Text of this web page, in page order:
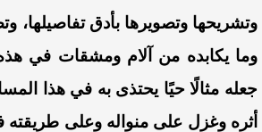
وتشريحها وتصويرها بأدق تفاصيلها،
وما يكابده من آلام ومشقات في هذه
جعله مثالًا حيًا يحتذى به في هذا
أثره وغزل على منواله وعلى طريقته